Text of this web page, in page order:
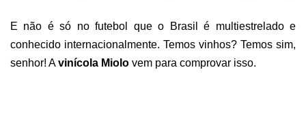
E não é só no futebol que o Brasil é multiestrelado e
conhecido internacionalmente. Temos vinhos? Temos sim,
senhor! Avinícola Miolo vem para comprovar isso.